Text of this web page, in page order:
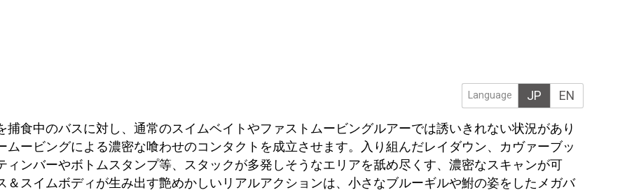
Language JP EN
食中のバスに対し、通常のスイムベイトやファストムービングルアーでは誘いきれない状況があり
ムービングによる濃密な喰わせのコンタクトを成立させます。入り組んだレイダウン、カヴァーブッ
ンバーやボトムスタンプ等、スタックが多発しそうなエリアを舐め尽くす、濃密なスキャンが可
スイムボディが生み出す艶めかしいリアルアクションは、小さなブルーギルや鮒の姿をしたメガバ